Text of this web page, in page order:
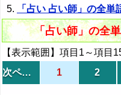
「占い 占い師」の全単
「占い師」の全
【表示範囲】項目1～項目
次ページ
1 2